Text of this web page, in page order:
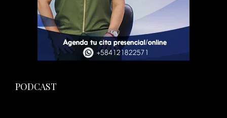
PODCAST